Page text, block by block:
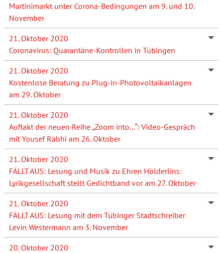
Martinimarkt unter Corona-Bedingungen am 9. und 10.
November
21. Oktober 2020
Coronavirus: Quarantäne-Kontrollen in Tübingen
21. Oktober 2020
Kostenlose Beratung zu Plug-in-Photovoltaikanlagen
am 29. Oktober
21. Oktober 2020
Auftakt der neuen Reihe „Zoom into…“: Video-Gespräch
mit Yousef Rabhi am 26. Oktober
21. Oktober 2020
FÄLLT AUS: Lesung und Musik zu Ehren Hölderlins:
Lyrikgesellschaft stellt Gedichtband vor am 27. Oktober
21. Oktober 2020
FÄLLT AUS: Lesung mit dem Tübinger Stadtschreiber
Levin Westermann am 3. November
20. Oktober 2020